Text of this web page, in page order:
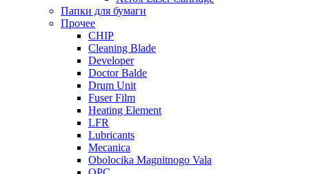
Папки для бумаги
Прочее
CHIP
Cleaning Blade
Developer
Doctor Balde
Drum Unit
Fuser Film
Heating Element
LFR
Lubricants
Mecanica
Obolocika Magnitnogo Vala